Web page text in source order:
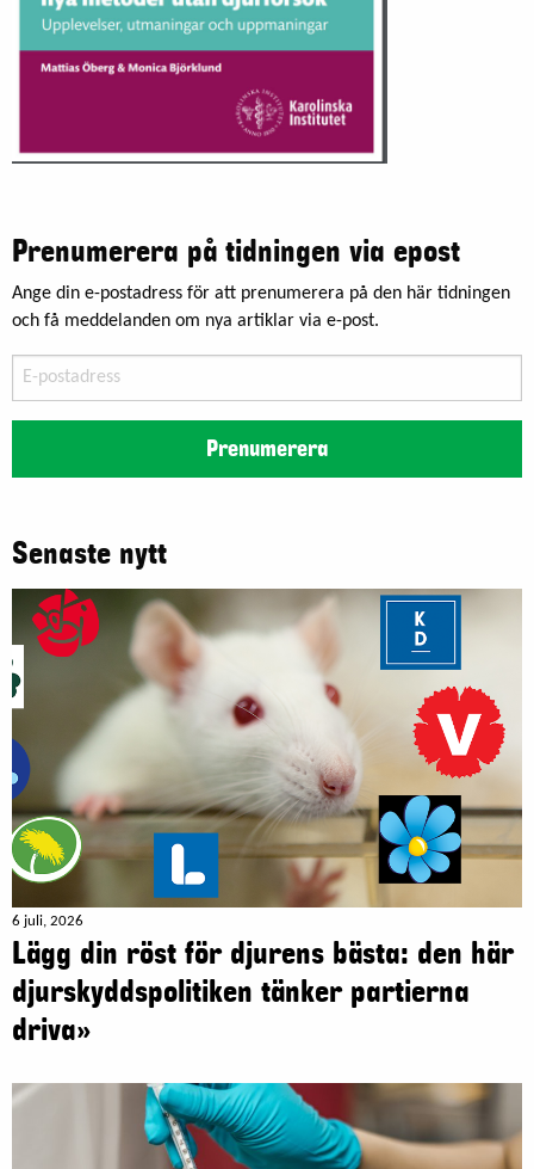
Prenumerera på tidningen via epost
Ange din e-postadress för att prenumerera på den här tidningen
och få meddelanden om nya artiklar via e-post.
postadress
Prenumerera
Senaste nytt
6 juli, 2026
Lägg din röst för djurens bästa: den här
djurskyddspolitiken tänker partierna
driva»